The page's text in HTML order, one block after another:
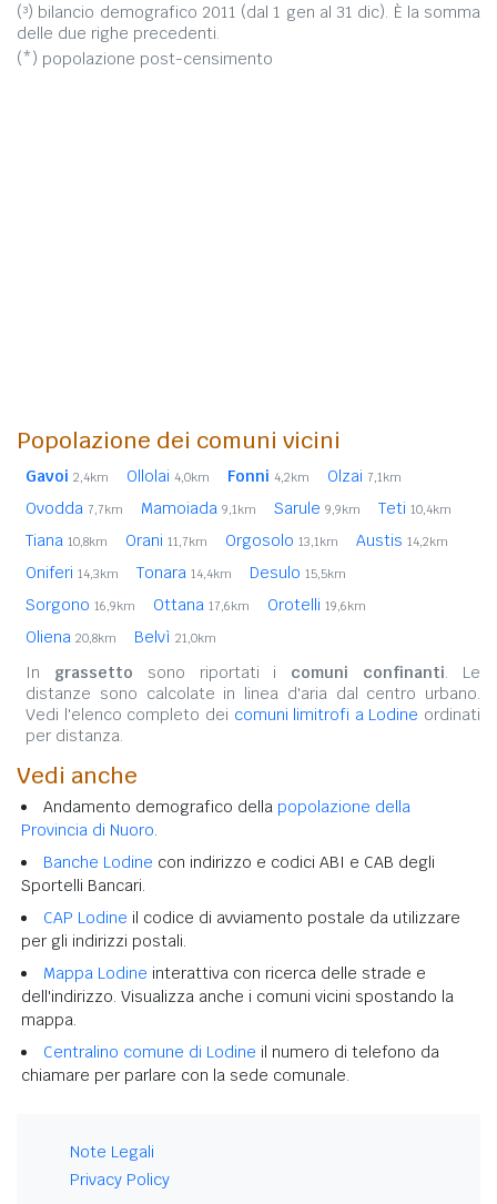
(³) bilancio demografico 2011 (dal 1 gen al 31 dic). È la somma
delle due righe precedenti.
(*) popolazione post-censimento
Popolazione dei comuni vicini
Gavoi 2,4km Ollolai 4,0km Fonni 4,2km Olzai 7,1km
Ovodda 7,7km Mamoiada 9,1km Sarule 9,9km Teti 10,4km
Tiana 10,8km Orani 11,7km Orgosolo 13,1km Austis 14,2km
Oniferi 14,3km Tonara 14,4km Desulo 15,5km
Sorgono 16,9km Ottana 17,6km Orotelli 19,6km
Oliena 20,8km Belvì 21,0km
In grassetto sono riportati i comuni confinanti. Le
distanze sono calcolate in linea d'aria dal centro urbano.
Vedi l'elenco completo dei comuni limitrofi a Lodine ordinati
per distanza.
Vedi anche
Andamento demografico della popolazione della
Provincia di Nuoro.
Banche Lodine con indirizzo e codici ABI e CAB degli
Sportelli Bancari.
CAP Lodine il codice di avviamento postale da utilizzare
per gli indirizzi postali.
Mappa Lodine interattiva con ricerca delle strade e
dell'indirizzo. Visualizza anche i comuni vicini spostando la
mappa.
Centralino comune di Lodine il numero di telefono da
chiamare per parlare con la sede comunale.
Note Legali
Privacy Policy